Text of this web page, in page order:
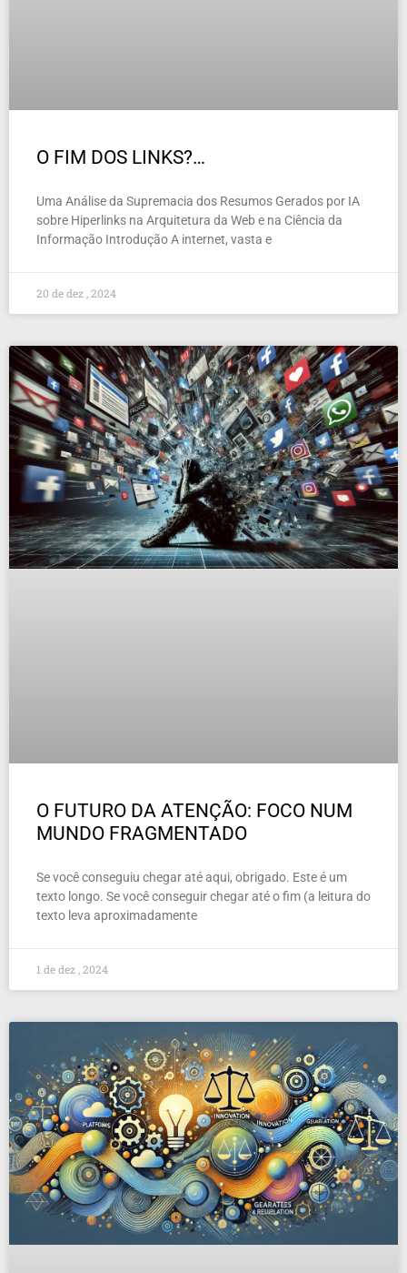
O FIM DOS LINKS?…
Uma Análise da Supremacia dos Resumos Gerados por IA
sobre Hiperlinks na Arquitetura da Web e na Ciência da
Informação Introdução A internet, vasta e
20 de dez , 2024
O FUTURO DA ATENÇÃO: FOCO NUM
MUNDO FRAGMENTADO
Se você conseguiu chegar até aqui, obrigado. Este é um
texto longo. Se você conseguir chegar até o fim (a leitura do
texto leva aproximadamente
1 de dez , 2024